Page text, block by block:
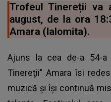
Trofeul Tinereții
august, de la ora
Amara (Ialomita).
Ajuns la cea de-a 54-a
Tinereţii” Amara îsi
muzică şi îşi continuă